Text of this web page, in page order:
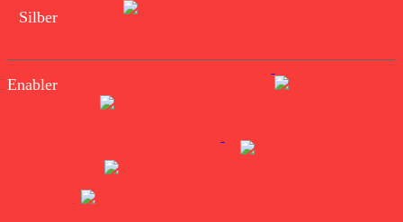
Silber
Enabler